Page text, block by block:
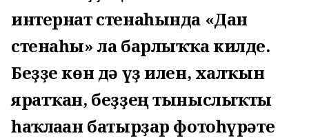
интернат стенаһында «Дан
стенаһы» ла барлыҡҡа килде.
Беҙҙе көн дә үҙ илен, халҡын
яратҡан, беҙҙең тыныслыҡты
һаҡлаған батырҙар фотоһүрәте